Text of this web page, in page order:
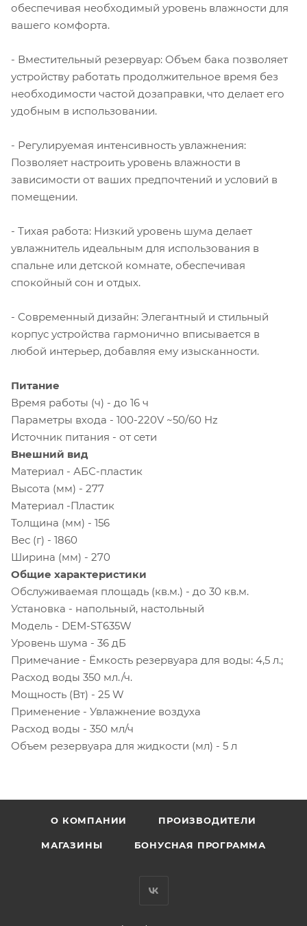
обеспечивая необходимый уровень влажности для
вашего комфорта.
- Вместительный резервуар: Объем бака позволяет
устройству работать продолжительное время без
необходимости частой дозаправки, что делает его
удобным в использовании.
- Регулируемая интенсивность увлажнения:
Позволяет настроить уровень влажности в
зависимости от ваших предпочтений и условий в
помещении.
- Тихая работа: Низкий уровень шума делает
увлажнитель идеальным для использования в
спальне или детской комнате, обеспечивая
спокойный сон и отдых.
- Современный дизайн: Элегантный и стильный
корпус устройства гармонично вписывается в
любой интерьер, добавляя ему изысканности.
Питание
Время работы (ч) - до 16 ч
Параметры входа - 100-220V ~50/60 Hz
Источник питания - от сети
Внешний вид
Материал - АБС-пластик
Высота (мм) - 277
Материал -Пластик
Толщина (мм) - 156
Вес (г) - 1860
Ширина (мм) - 270
Общие характеристики
Обслуживаемая площадь (кв.м.) - до 30 кв.м.
Установка - напольный, настольный
Модель - DEM-ST635W
Уровень шума - 36 дБ
Примечание - Ёмкость резервуара для воды: 4,5 л.;
Расход воды 350 мл./ч.
Мощность (Вт) - 25 W
Применение - Увлажнение воздуха
Расход воды - 350 мл/ч
Объем резервуара для жидкости (мл) - 5 л
О КОМПАНИИ ПРОИЗВОДИТЕЛИ
МАГАЗИНЫ БОНУСНАЯ ПРОГРАММА